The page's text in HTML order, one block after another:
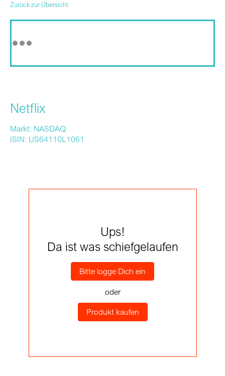
Zurück zur Übersicht
Netflix
Markt: NASDAQ
ISIN: US64110L1061
Ups!
Da ist was schiefgelaufen
Bitte logge Dich ein
oder
Produkt kaufen